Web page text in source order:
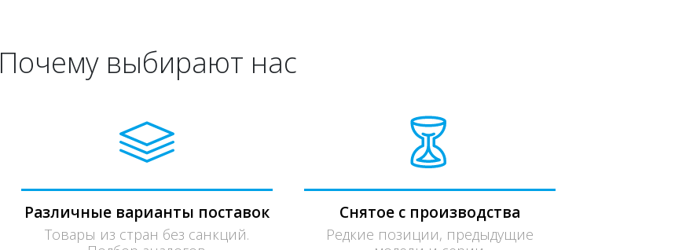
Почему выбирают нас
Различные варианты поставок
Товары из стран без санкций.
Снятое с производства
Редкие позиции, предыдущие